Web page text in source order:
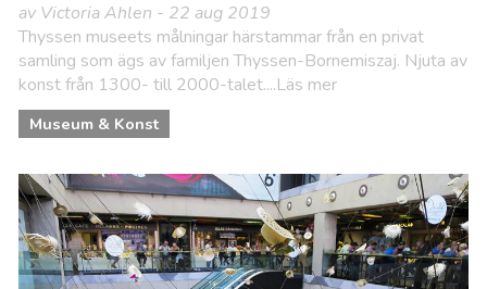
av Victoria Ahlen - 22 aug 2019
Thyssen museets målningar härstammar från en privat
samling som ägs av familjen Thyssen-Bornemiszaj. Njuta av
konst från 1300- till 2000-talet....Läs mer
Museum & Konst